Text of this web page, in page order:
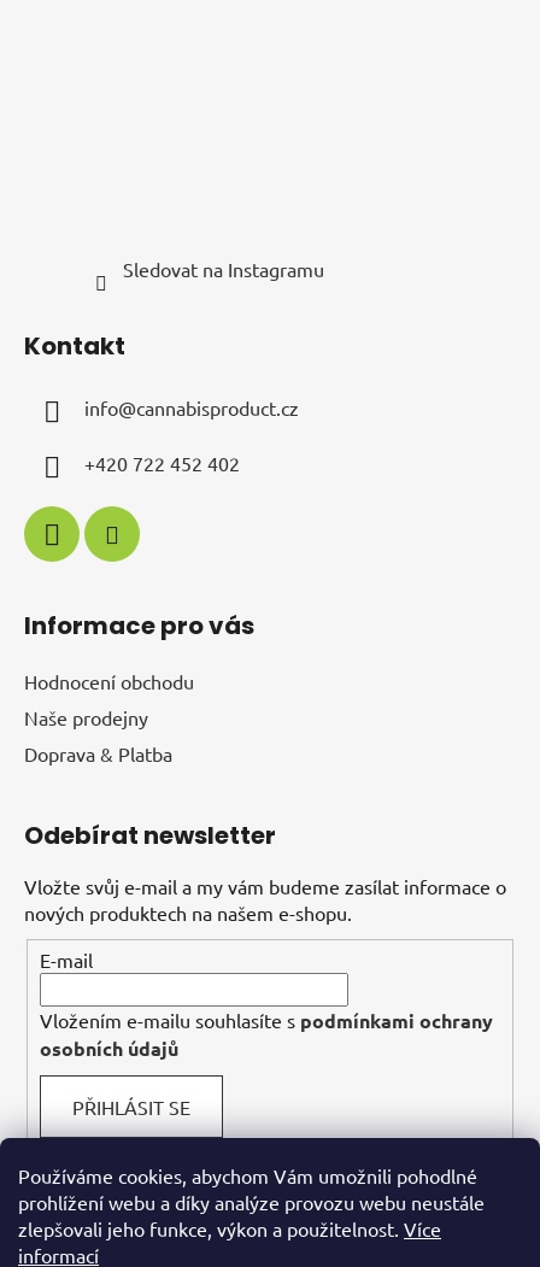
Používáme cookies, abychom Vám umožnili pohodlné
prohlížení webu a díky analýze provozu webu neustále
zlepšovali jeho funkce, výkon a použitelnost. Více
informací
Sledovat na Instagramu
Kontakt
info@cannabisproduct.cz
+420 722 452 402
Informace pro vás
Hodnocení obchodu
Naše prodejny
Doprava & Platba
Odebírat newsletter
Vložte svůj e-mail a my vám budeme zasílat informace o
nových produktech na našem e-shopu.
E-mail
Vložením e-mailu souhlasíte s podmínkami ochrany
osobních údajů
PŘIHLÁSIT SE
Facebook